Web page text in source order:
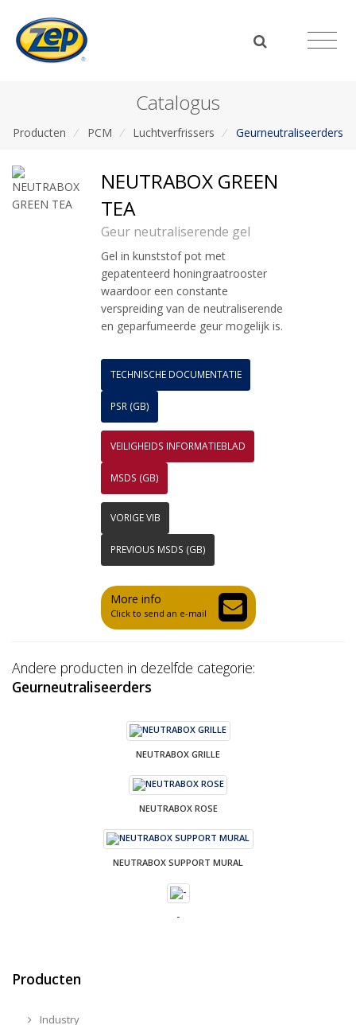
Catalogus
Producten / PCM / Luchtverfrissers / Geurneutraliseerders
NEUTRABOX GREEN
TEA
Geur neutraliserende gel
Gel in kunststof pot met
gepatenteerd honingraatrooster
waardoor een constante
verspreiding van de neutraliserende
en geparfumeerde geur mogelijk is.
TECHNISCHE DOCUMENTATIE
PSR (GB)
VEILIGHEIDS INFORMATIEBLAD
MSDS (GB)
VORIGE VIB
PREVIOUS MSDS (GB)
More info
Click to send an e-mail
Andere producten in dezelfde categorie:
Geurneutraliseerders
NEUTRABOX GRILLE
NEUTRABOX ROSE
NEUTRABOX SUPPORT MURAL
-
Producten
Industry